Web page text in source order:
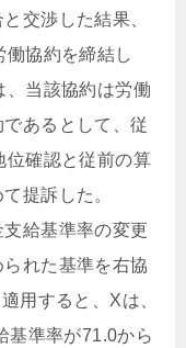
交渉した結果、
協約を締結し
、当該協約は労働
あるとして、従
位確認と従前の算
提訴した。
給基準率の変更
れた基準を右協
用すると、Xは、
基準率が71.0から